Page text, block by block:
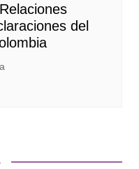
del